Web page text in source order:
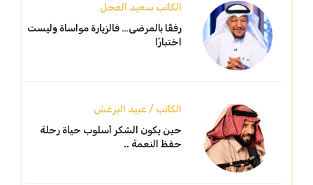
الكاتب سعيد العجل
رفقًا بالمرضى… فالزيارة مواساة وليست
اختبارًا
الكاتب / عبيد البرغش
حين يكون الشكر أسلوب حياة رحلة
حفظ النعمة ..